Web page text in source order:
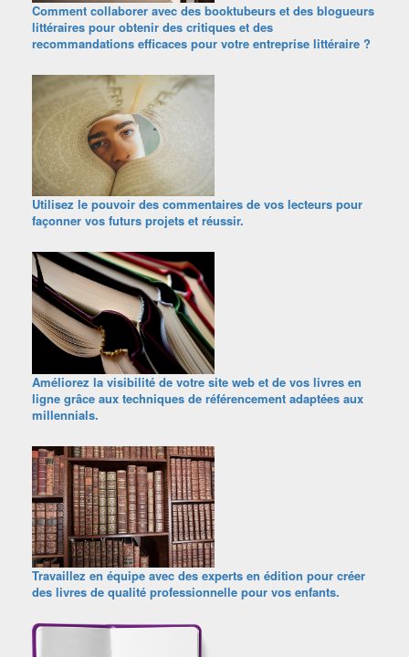
Comment collaborer avec des booktubeurs et des blogueurs
littéraires pour obtenir des critiques et des
recommandations efficaces pour votre entreprise littéraire ?
Utilisez le pouvoir des commentaires de vos lecteurs pour
façonner vos futurs projets et réussir.
Améliorez la visibilité de votre site web et de vos livres en
ligne grâce aux techniques de référencement adaptées aux
millennials.
Travaillez en équipe avec des experts en édition pour créer
des livres de qualité professionnelle pour vos enfants.